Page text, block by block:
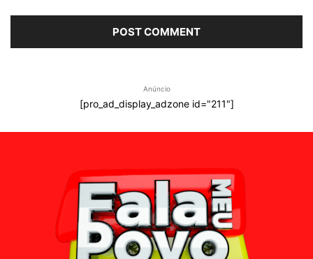
Anúncio
[pro_ad_display_adzone id="211"]